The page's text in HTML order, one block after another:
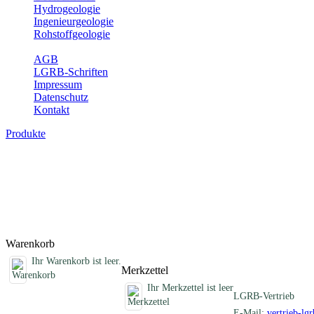
Hydrogeologie
Ingenieurgeologie
Rohstoffgeologie
AGB
LGRB-Schriften
Impressum
Datenschutz
Kontakt
Produkte
Warenkorb
Ihr Warenkorb ist leer.
Merkzettel
Ihr Merkzettel ist leer
LGRB-Vertrieb